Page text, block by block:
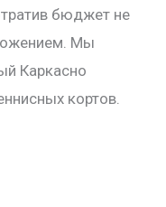
бюджет не
Мы
Каркасно
кортов.